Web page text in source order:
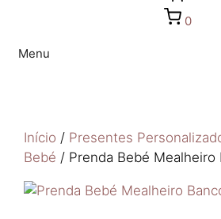
0
Menu
Início / Presentes
Bebé / Prenda Bebé Mealheiro